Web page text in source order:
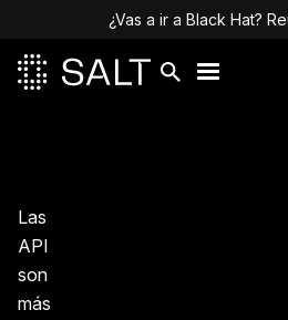
¿Vas a ir a Black Hat?
Las
API
son
más